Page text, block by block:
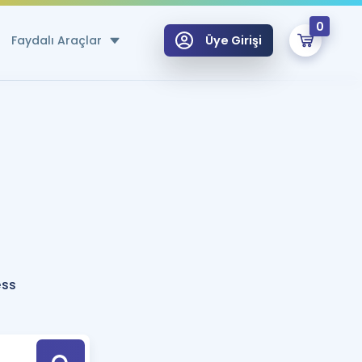
Faydalı Araçlar
Hesaplama Aracı
için Öneriler
Tek Takvimde
Üye Girişi
0